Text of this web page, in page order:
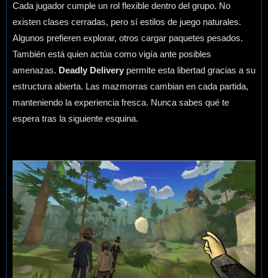
Cada jugador cumple un rol flexible dentro del grupo. No
existen clases cerradas, pero sí estilos de juego naturales.
Algunos prefieren explorar, otros cargar paquetes pesados.
También está quien actúa como vigía ante posibles
amenazas. Deadly Delivery permite esta libertad gracias a su
estructura abierta. Las mazmorras cambian en cada partida,
manteniendo la experiencia fresca. Nunca sabes qué te
espera tras la siguiente esquina.